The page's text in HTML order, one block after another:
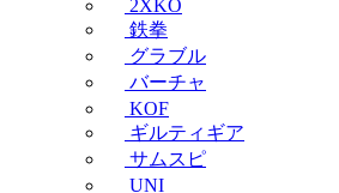
2XKO
鉄拳
グラブル
バーチャ
KOF
ギルティギア
サムスピ
UNI